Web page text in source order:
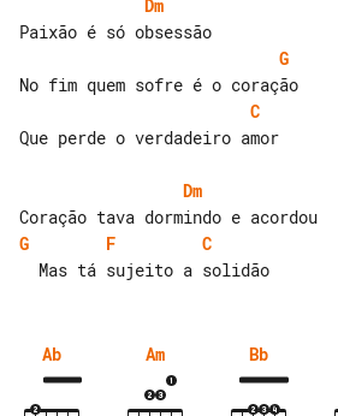
Dm
G
C
Que perde o verdadeiro amor
Dm
G
F
C
Ab Am Bb